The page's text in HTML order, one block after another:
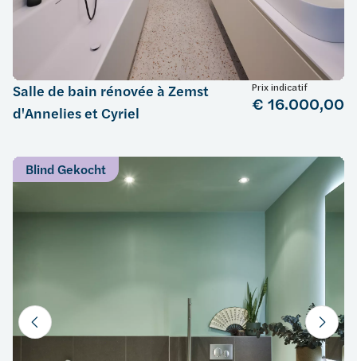
Salle de bain rénovée à Zemst
d'Annelies et Cyriel
Prix indicatif
€ 16.000,00
Blind Gekocht